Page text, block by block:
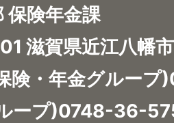
保険年金課
滋賀県近江八幡
険・年金グルー
ープ)0748-36-